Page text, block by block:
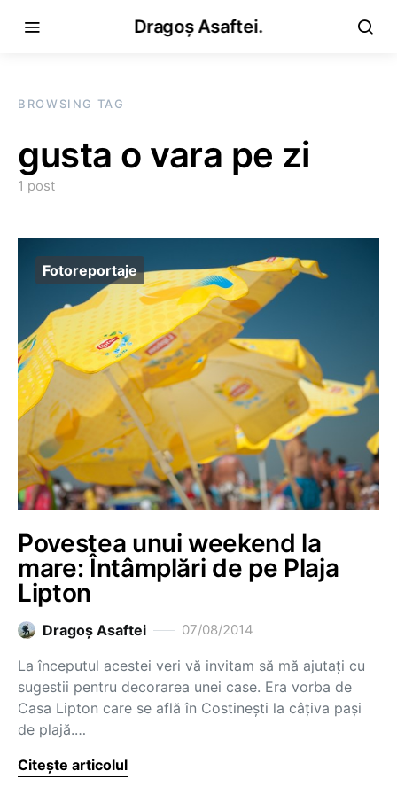
Dragoș Asaftei.
BROWSING TAG
gusta o vara pe zi
1 post
Fotoreportaje
Povestea unui weekend la
mare: Întâmplări de pe Plaja
Lipton
Dragoş Asaftei 07/08/2014
La începutul acestei veri vă invitam să mă ajutați cu
sugestii pentru decorarea unei case. Era vorba de
Casa Lipton care se află în Costinești la câțiva pași
de plajă.…
Citește articolul